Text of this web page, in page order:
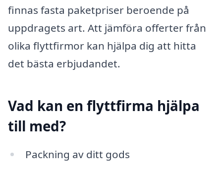
finnas fasta paketpriser beroende på
uppdragets art. Att jämföra offerter från
olika flyttfirmor kan hjälpa dig att hitta
det bästa erbjudandet.
Vad kan en flyttfirma hjälpa
till med?
Packning av ditt gods